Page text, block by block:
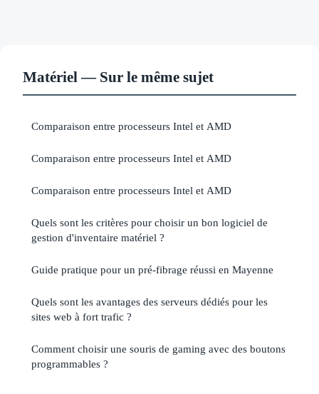
Matériel — Sur le même sujet
Comparaison entre processeurs Intel et AMD
Comparaison entre processeurs Intel et AMD
Comparaison entre processeurs Intel et AMD
Quels sont les critères pour choisir un bon logiciel de
gestion d'inventaire matériel ?
Guide pratique pour un pré-fibrage réussi en Mayenne
Quels sont les avantages des serveurs dédiés pour les
sites web à fort trafic ?
Comment choisir une souris de gaming avec des boutons
programmables ?